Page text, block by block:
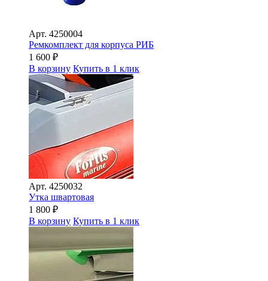
Арт. 4250004
Ремкомплект для корпуса РИБ
1 600 ₽
В корзину Купить в 1 клик
Арт. 4250032
Утка швартовая
1 800 ₽
В корзину Купить в 1 клик